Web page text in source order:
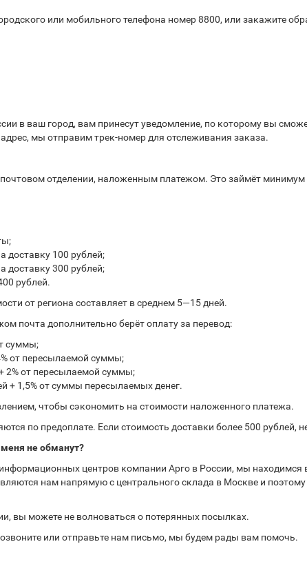
или мобильного телефона номер 8800, или закажите
в ваш город, вам принесут уведомление, по которому вы
мы отправим трек-номер для отслеживания заказа.
отделении, наложенным платежом. Это займёт минимум
доставку 100 рублей;
доставку 300 рублей;
рублей.
от региона составляет в среднем 5—15 дней.
почта дополнительно берёт оплату за перевод:
суммы;
от пересылаемой суммы;
2% от пересылаемой суммы;
+ 1,5% от суммы пересылаемых денег.
чтобы сэкономить на стоимости наложенного платежа.
по предоплате. Если стоимость доставки более 500 рублей,
не обманут?
центров компании Арго в России, мы
нам напрямую с центрального склада в Москве и
вы можете не волноваться о потерянных посылках.
или отправьте нам письмо, мы будем рады вам помочь.